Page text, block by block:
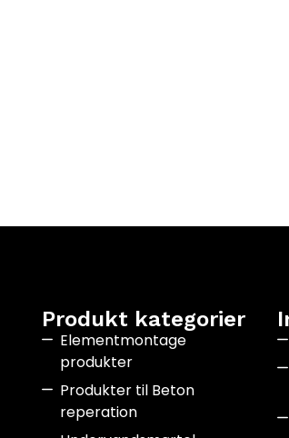
Produkt kategorier
Elementmontage
produkter
Produkter til Beton
reperation